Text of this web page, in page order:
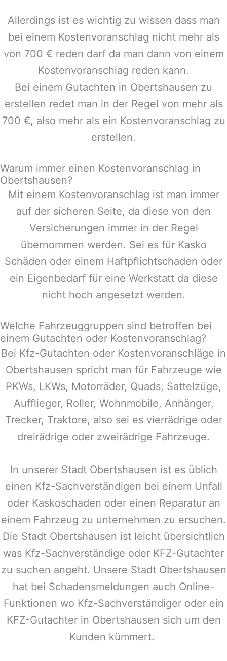
Allerdings ist es wichtig zu wissen dass man
bei einem Kostenvoranschlag nicht mehr als
von 700 € reden darf da man dann von einem
Kostenvoranschlag reden kann.
Bei einem Gutachten in Obertshausen zu
erstellen redet man in der Regel von mehr als
700 €, also mehr als ein Kostenvoranschlag zu
erstellen.
Warum immer einen Kostenvoranschlag in
Obertshausen?
Mit einem Kostenvoranschlag ist man immer
auf der sicheren Seite, da diese von den
Versicherungen immer in der Regel
übernommen werden. Sei es für Kasko
Schäden oder einem Haftpflichtschaden oder
ein Eigenbedarf für eine Werkstatt da diese
nicht hoch angesetzt werden.
Welche Fahrzeuggruppen sind betroffen bei
einem Gutachten oder Kostenvoranschlag?
Bei Kfz-Gutachten oder Kostenvoranschläge in
Obertshausen spricht man für Fahrzeuge wie
PKWs, LKWs, Motorräder, Quads, Sattelzüge,
Aufflieger, Roller, Wohnmobile, Anhänger,
Trecker, Traktore, also sei es vierrädrige oder
dreirädrige oder zweirädrige Fahrzeuge.
In unserer Stadt Obertshausen ist es üblich
einen Kfz-Sachverständigen bei einem Unfall
oder Kaskoschaden oder einen Reparatur an
einem Fahrzeug zu unternehmen zu ersuchen.
Die Stadt Obertshausen ist leicht übersichtlich
was Kfz-Sachverständige oder KFZ-Gutachter
zu suchen angeht. Unsere Stadt Obertshausen
hat bei Schadensmeldungen auch Online-
Funktionen wo Kfz-Sachverständiger oder ein
KFZ-Gutachter in Obertshausen sich um den
Kunden kümmert.